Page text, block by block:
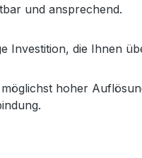
und ansprechend.
Investition, die Ihnen
hoher